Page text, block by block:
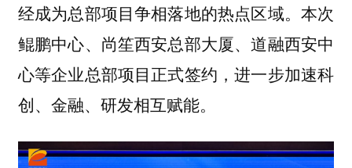
经成为总部项目争相落地的热点区域。本次
鲲鹏中心、尚笙西安总部大厦、道融西安中
心等企业总部项目正式签约，进一步加速科
创、金融、研发相互赋能。